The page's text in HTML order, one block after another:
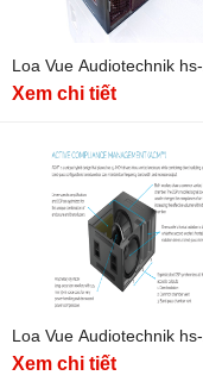
Loa Vue Audiotechnik
Xem chi tiết
Loa Vue Audiotechnik
Xem chi tiết